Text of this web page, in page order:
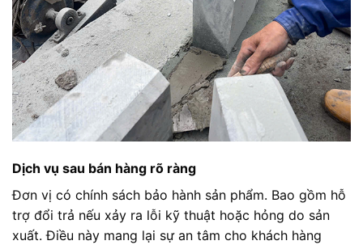
Dịch vụ sau bán hàng rõ ràng
Đơn vị có chính sách bảo hành sản phẩm. Bao gồm hỗ
trợ đổi trả nếu xảy ra lỗi kỹ thuật hoặc hỏng do sản
xuất. Điều này mang lại sự an tâm cho khách hàng